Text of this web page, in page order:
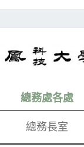
總務處各處
總務長室